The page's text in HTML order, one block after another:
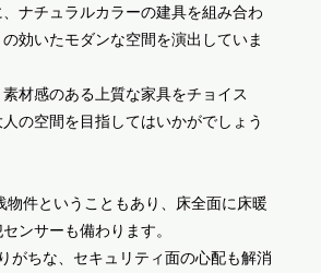
ナチュラルカラーの建具を組み合わ
効いたモダンな空間を演出していま
材感のある上質な家具をチョイス
の空間を目指してはいかがでしょう
物件ということもあり、床全面に床暖
ンサーも備わります。
がちな、セキュリティ面の心配も解消